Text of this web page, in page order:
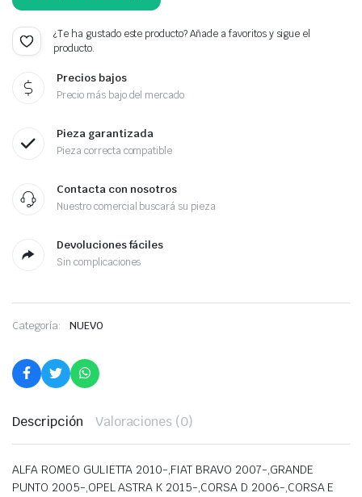
¿Te ha gustado este producto? Añade a favoritos y sigue el
producto.
Precios bajos
Precio más bajo del mercado
Pieza garantizada
Pieza correcta compatible
Contacta con nosotros
Nuestro comercial buscará su pieza
Devoluciones fáciles
Sin complicaciones
Categoría: NUEVO
Descripción Valoraciones (0)
ALFA ROMEO GULIETTA 2010-,FIAT BRAVO 2007-,GRANDE
PUNTO 2005-,OPEL ASTRA K 2015-,CORSA D 2006-,CORSA E